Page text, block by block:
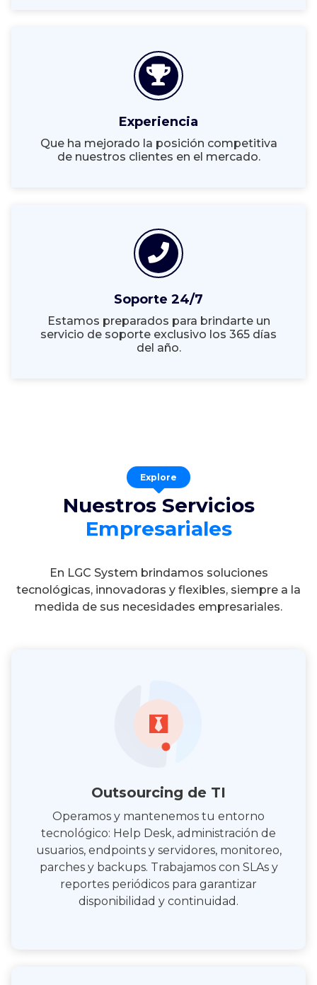
Experiencia
Que ha mejorado la posición competitiva
de nuestros clientes en el mercado.
Soporte 24/7
Estamos preparados para brindarte un
servicio de soporte exclusivo los 365 días
del año.
Explore
Nuestros Servicios
Empresariales
En LGC System brindamos soluciones
tecnológicas, innovadoras y flexibles, siempre a la
medida de sus necesidades empresariales.
Outsourcing de TI
Operamos y mantenemos tu entorno
tecnológico: Help Desk, administración de
usuarios, endpoints y servidores, monitoreo,
parches y backups. Trabajamos con SLAs y
reportes periódicos para garantizar
disponibilidad y continuidad.